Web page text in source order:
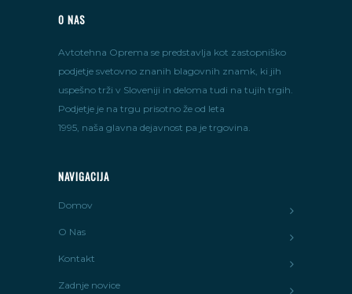
O NAS
Avtotehna Oprema se predstavlja kot zastopniško
podjetje svetovno znanih blagovnih znamk, ki jih
uspešno trži v Sloveniji in deloma tudi na tujih trgih.
Podjetje je na trgu prisotno že od leta
1995, naša glavna dejavnost pa je trgovina.
NAVIGACIJA
Domov
O Nas
Kontakt
Zadnje novice